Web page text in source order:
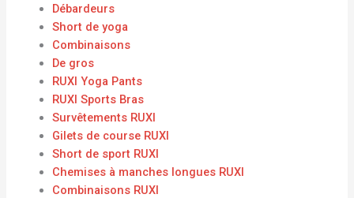
Débardeurs
Short de yoga
Combinaisons
De gros
RUXI Yoga Pants
RUXI Sports Bras
Survêtements RUXI
Gilets de course RUXI
Short de sport RUXI
Chemises à manches longues RUXI
Combinaisons RUXI